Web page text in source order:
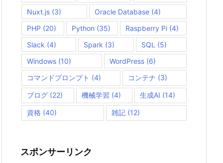
Nuxt.js (3) Oracle Database (4)
PHP (20) Python (35) Raspberry Pi (4)
Slack (4) Spark (3) SQL (5)
Windows (10) WordPress (6)
コマンドプロンプト (4) コンテナ (3)
ブログ (22) 機械学習 (4) 生成AI (14)
資格 (40) 雑記(12)
スポンサーリンク